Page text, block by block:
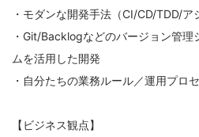
・モダンな開発手法（CI/CD/TDD/ア
・Git/Backlogなどのバージョン管
ムを活用した開発
・自分たちの業務ルール／運用プロ
【ビジネス観点】